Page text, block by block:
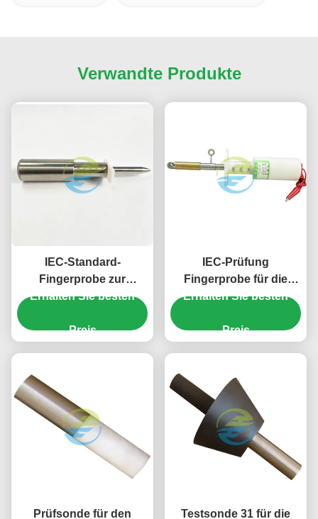
Verwandte Produkte
IEC-Standard-
Fingerprobe zur
Prüfung der
Festigkeit und des
Teilen ̇ 50N-Fingerprobe
Erhalten Sie besten
Preis
IEC-Prüfung
Fingerprobe für die
mechanische Festigkeit
Haushaltsgeräten
Erhalten Sie besten
Preis
Prüfsonde für den
Testsonde 31 für die